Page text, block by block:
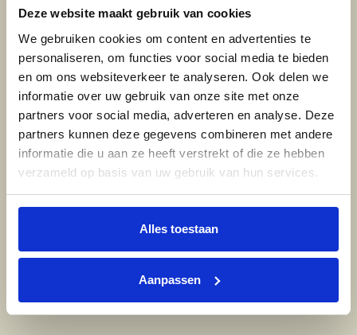
Deze website maakt gebruik van cookies
We gebruiken cookies om content en advertenties te
personaliseren, om functies voor social media te bieden
en om ons websiteverkeer te analyseren. Ook delen we
informatie over uw gebruik van onze site met onze
partners voor social media, adverteren en analyse. Deze
partners kunnen deze gegevens combineren met andere
informatie die u aan ze heeft verstrekt of die ze hebben
verzameld op basis van uw gebruik van hun services.
Alles toestaan
Aanpassen
Behoefte aan vrijblijvend advies, inspiratie
opdoen of uw nieuwe vloer willen bekijken?
Kom dan langs in 1 van onze showrooms in
Amersfoort of Zeist.
Breng een bezoek aan onze showroom
Woestijgerweg 133, Amersfoort